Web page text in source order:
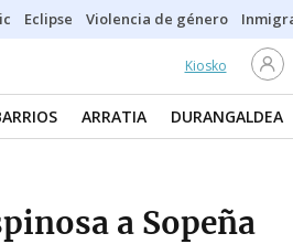
Eclipse Violencia de género
Kiosko
ARRATIA DURANGALDEA
a Sopeña